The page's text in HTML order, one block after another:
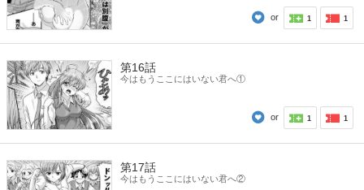
or 1 1
第16話
今はもうここにはいない君へ①
or 1 1
第17話
今はもうここにはいない君へ②